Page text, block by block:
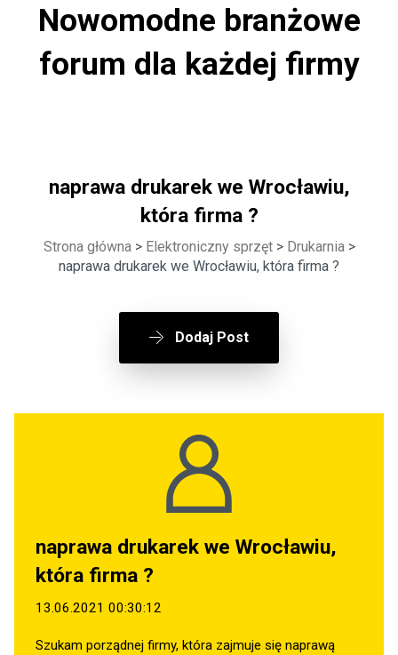
Nowomodne branżowe
forum dla każdej firmy
naprawa drukarek we Wrocławiu,
która firma ?
Strona główna> Elektroniczny sprzęt> Drukarnia>
naprawa drukarek we Wrocławiu, która firma ?
Dodaj Post
naprawa drukarek we Wrocławiu,
która firma ?
13.06.2021 00:30:12
Szukam porządnej firmy, która zajmuje się naprawą